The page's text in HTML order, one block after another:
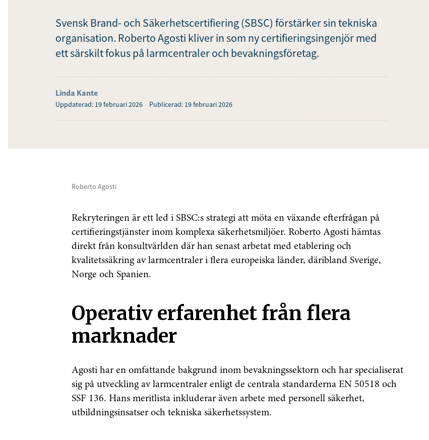
Svensk Brand- och Säkerhetscertifiering (SBSC) förstärker sin tekniska
organisation. Roberto Agosti kliver in som ny certifieringsingenjör med
ett särskilt fokus på larmcentraler och bevakningsföretag.
Linda Kante
Uppdaterad: 19 februari 2026 Publicerad: 19 februari 2026
Roberto Agosti
Rekryteringen är ett led i SBSC:s strategi att möta en växande efterfrågan på
certifieringstjänster inom komplexa säkerhetsmiljöer. Roberto Agosti hämtas
direkt från konsultvärlden där han senast arbetat med etablering och
kvalitetssäkring av larmcentraler i flera europeiska länder, däribland Sverige,
Norge och Spanien.
Operativ erfarenhet från flera
marknader
Agosti har en omfattande bakgrund inom bevakningssektorn och har specialiserat
sig på utveckling av larmcentraler enligt de centrala standarderna EN 50518 och
SSF 136. Hans meritlista inkluderar även arbete med personell säkerhet,
utbildningsinsatser och tekniska säkerhetssystem.